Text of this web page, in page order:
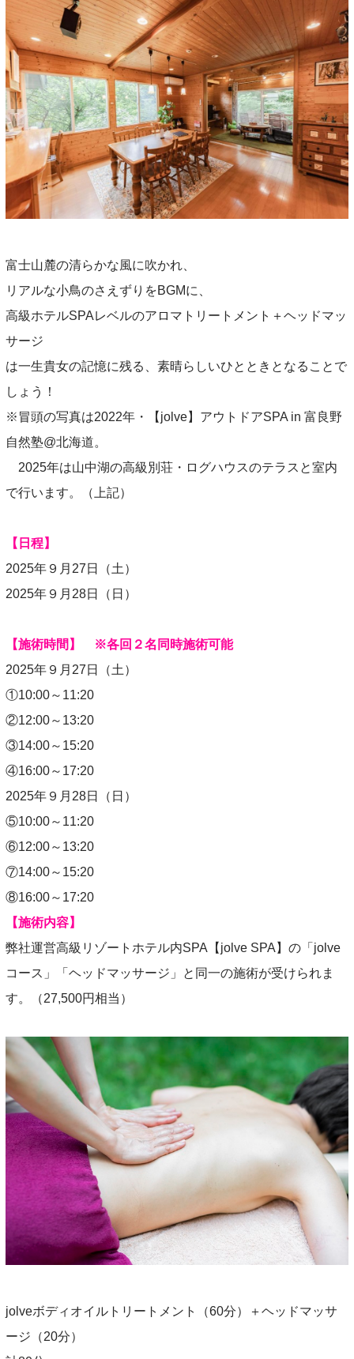
富士山麓の清らかな風に吹かれ、
リアルな小鳥のさえずりをBGMに、
高級ホテルSPAレベルのアロマトリートメント＋ヘッドマッ
サージ
は一生貴女の記憶に残る、素晴らしいひとときとなることで
しょう！
※冒頭の写真は2022年・【jolve】アウトドアSPA in 富良野
自然塾@北海道。
2025年は山中湖の高級別荘・ログハウスのテラスと室内
で行います。（上記）
【日程】
2025年９月27日（土）
2025年９月28日（日）
【施術時間】 ※各回２名同時施術可能
2025年９月27日（土）
①10:00～11:20
②12:00～13:20
③14:00～15:20
④16:00～17:20
2025年９月28日（日）
⑤10:00～11:20
⑥12:00～13:20
⑦14:00～15:20
⑧16:00～17:20
【施術内容】
弊社運営高級リゾートホテル内SPA【jolve SPA】の「jolve
コース」「ヘッドマッサージ」と同一の施術が受けられま
す。（27,500円相当）
jolveボディオイルトリートメント（60分）＋ヘッドマッサ
ージ（20分）